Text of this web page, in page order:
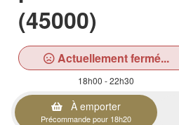
(45000)
Actuellement fermé...
18h00 - 22h30
À emporter
Précommande pour 18h20